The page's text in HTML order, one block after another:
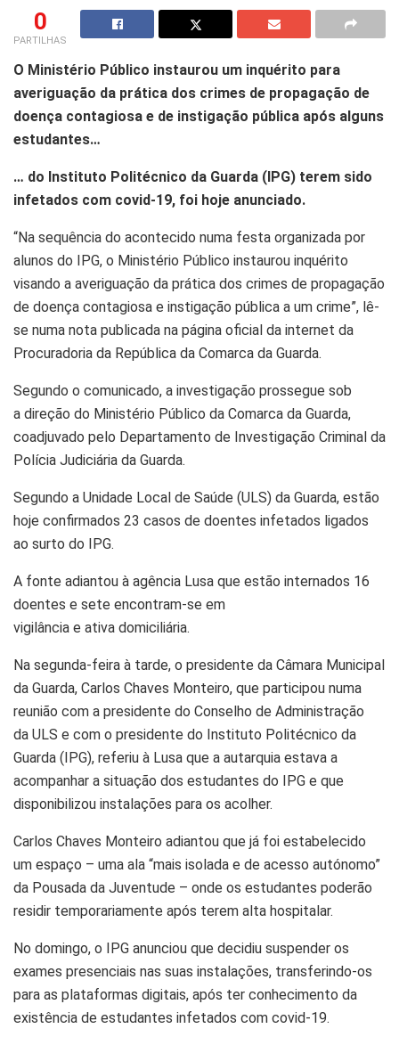
0
PARTILHAS
O Ministério Público instaurou um inquérito para
averiguação da prática dos crimes de propagação de
doença contagiosa e de instigação pública após alguns
estudantes…
… do Instituto Politécnico da Guarda (IPG) terem sido
infetados com covid-19, foi hoje anunciado.
“Na sequência do acontecido numa festa organizada por
alunos do IPG, o Ministério Público instaurou inquérito
visando a averiguação da prática dos crimes de propagação
de doença contagiosa e instigação pública a um crime”, lê-
se numa nota publicada na página oficial da internet da
Procuradoria da República da Comarca da Guarda.
Segundo o comunicado, a investigação prossegue sob
a direção do Ministério Público da Comarca da Guarda,
coadjuvado pelo Departamento de Investigação Criminal da
Polícia Judiciária da Guarda.
Segundo a Unidade Local de Saúde (ULS) da Guarda, estão
hoje confirmados 23 casos de doentes infetados ligados
ao surto do IPG.
A fonte adiantou à agência Lusa que estão internados 16
doentes e sete encontram-se em
vigilância e ativa domiciliária.
Na segunda-feira à tarde, o presidente da Câmara Municipal
da Guarda, Carlos Chaves Monteiro, que participou numa
reunião com a presidente do Conselho de Administração
da ULS e com o presidente do Instituto Politécnico da
Guarda (IPG), referiu à Lusa que a autarquia estava a
acompanhar a situação dos estudantes do IPG e que
disponibilizou instalações para os acolher.
Carlos Chaves Monteiro adiantou que já foi estabelecido
um espaço – uma ala “mais isolada e de acesso autónomo”
da Pousada da Juventude – onde os estudantes poderão
residir temporariamente após terem alta hospitalar.
No domingo, o IPG anunciou que decidiu suspender os
exames presenciais nas suas instalações, transferindo-os
para as plataformas digitais, após ter conhecimento da
existência de estudantes infetados com covid-19.